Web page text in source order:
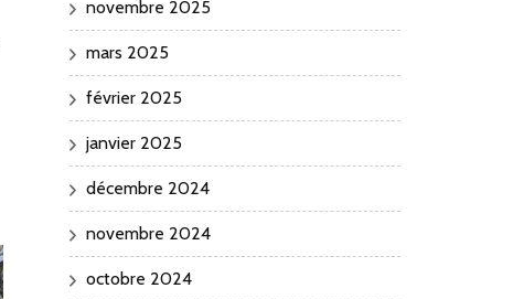
novembre 2025
mars 2025
février 2025
janvier 2025
décembre 2024
novembre 2024
octobre 2024